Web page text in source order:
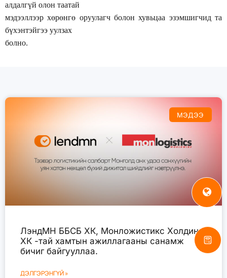
алдалгүй олон таатай
мэдээллээр хөрөнгө оруулагч болон хувьцаа эзэмшигчид та
бүхэнтэйгээ уулзах
болно.
МЭДЭЭ
ЛэндМН ББСБ ХК, Монложистикс Холдинг
ХК -тай хамтын ажиллагааны санамж
бичиг байгууллаа.
ДЭЛГЭРЭНГҮЙ »